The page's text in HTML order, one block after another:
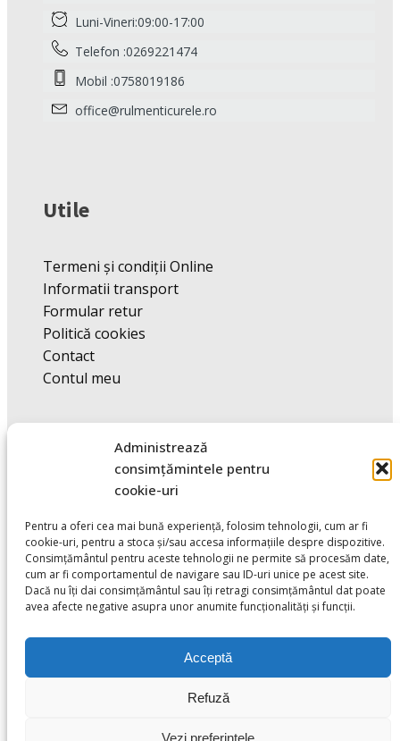
Administrează
consimțămintele pentru
cookie-uri
Pentru a oferi cea mai bună experiență, folosim tehnologii, cum ar fi
cookie-uri, pentru a stoca și/sau accesa informațiile despre dispozitive.
Consimțământul pentru aceste tehnologii ne permite să procesăm date,
cum ar fi comportamentul de navigare sau ID-uri unice pe acest site.
Dacă nu îți dai consimțământul sau îți retragi consimțământul dat poate
avea afecte negative asupra unor anumite funcționalități și funcții.
Acceptă
Refuză
Vezi preferințele
Luni-Vineri:09:00-17:00
Telefon :0269221474
Mobil :0758019186
office@rulmenticurele.ro
Utile
Termeni și condiții Online
Informatii transport
Formular retur
Politică cookies
Contact
Contul meu
Alte Link-uri
Politica cookie
S.O.L
A.N.P.C